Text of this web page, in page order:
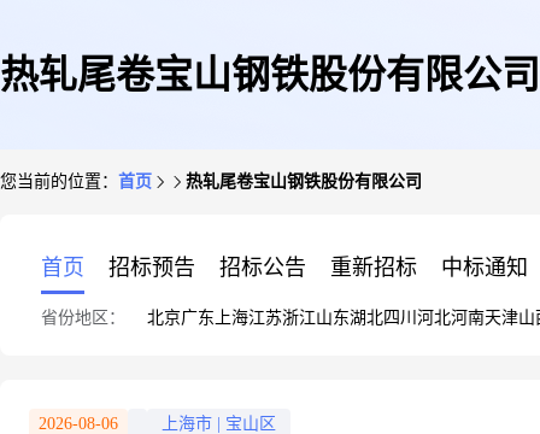
热轧尾卷宝山钢铁股份有限公司
您当前的位置： 首页 热轧尾卷宝山钢铁股份有限公司
首页 招标预告 招标公告 重新招标 中标通知
省份地区： 北京广东 上海江苏浙江山东湖北四川 河北河南天津山
2026-08-06 上海市 宝山区